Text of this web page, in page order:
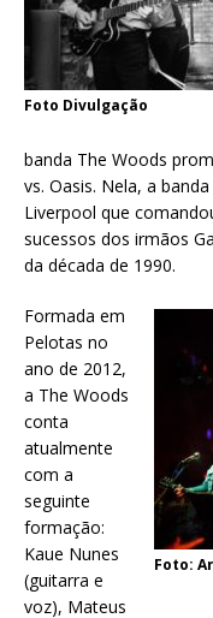
Foto Divulgação
banda The Woods
vs. Oasis. Nela, a
Liverpool que
sucessos dos irmãos
da década de 1990.
Foto:
Formada em
Pelotas no
ano de 2012,
a The Woods
conta
atualmente
com a
seguinte
formação:
Kaue Nunes
(guitarra e
voz), Mateus